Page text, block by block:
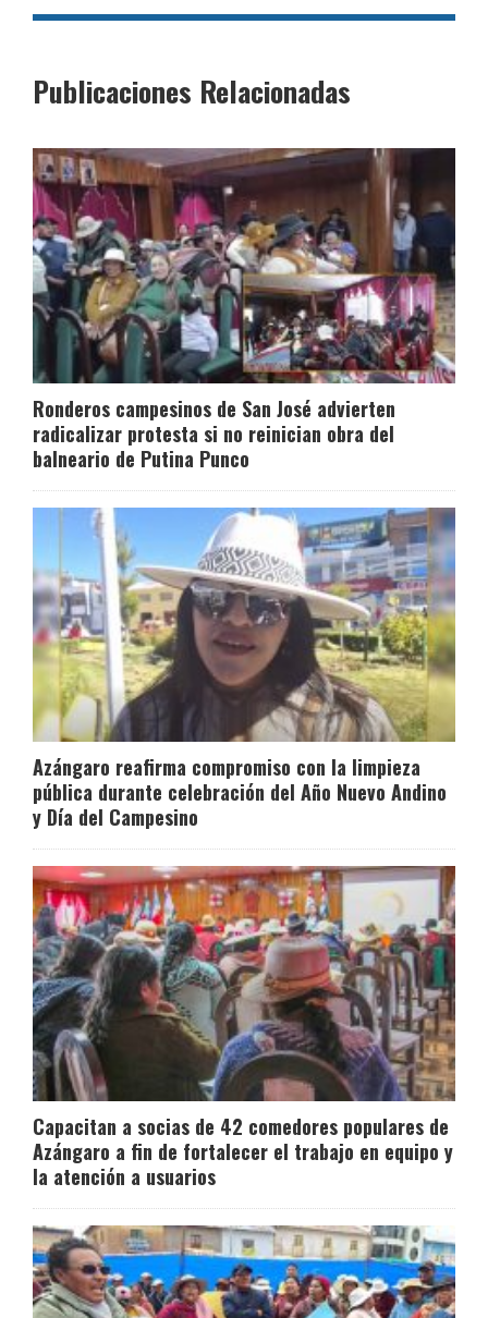
Publicaciones Relacionadas
Ronderos campesinos de San José advierten
radicalizar protesta si no reinician obra del
balneario de Putina Punco
Azángaro reafirma compromiso con la limpieza
pública durante celebración del Año Nuevo Andino
y Día del Campesino
Capacitan a socias de 42 comedores populares de
Azángaro a fin de fortalecer el trabajo en equipo y
la atención a usuarios